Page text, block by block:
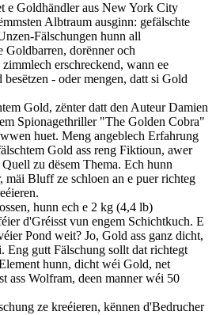
e Goldhändler aus New York City
Albtraum ausginn: gefälschte
Fälschungen hunn all
Goldbarren, dorënner och
erschreckend, wann ee
- oder mengen, datt si Gold
Gold, zënter datt den Auteur Damien
Spionagethriller "The Golden Cobra"
huet. Meng angeblech Erfahrung
Gold ass reng Fiktioun, awer
zu dësem Thema. Ech hunn
mäi Bluff ze schloen an e puer richteg
hunn ech e 2 kg (4,4 lb)
d'Gréisst vun engem Schichtkuch. E
Pond weit? Jo, Gold ass ganz dicht,
Eng gutt Fälschung sollt dat richtegt
hunn, dicht wéi Gold, net
ass Wolfram, deen manner wéi 50
ze kreéieren, kënnen d'Bedrucher